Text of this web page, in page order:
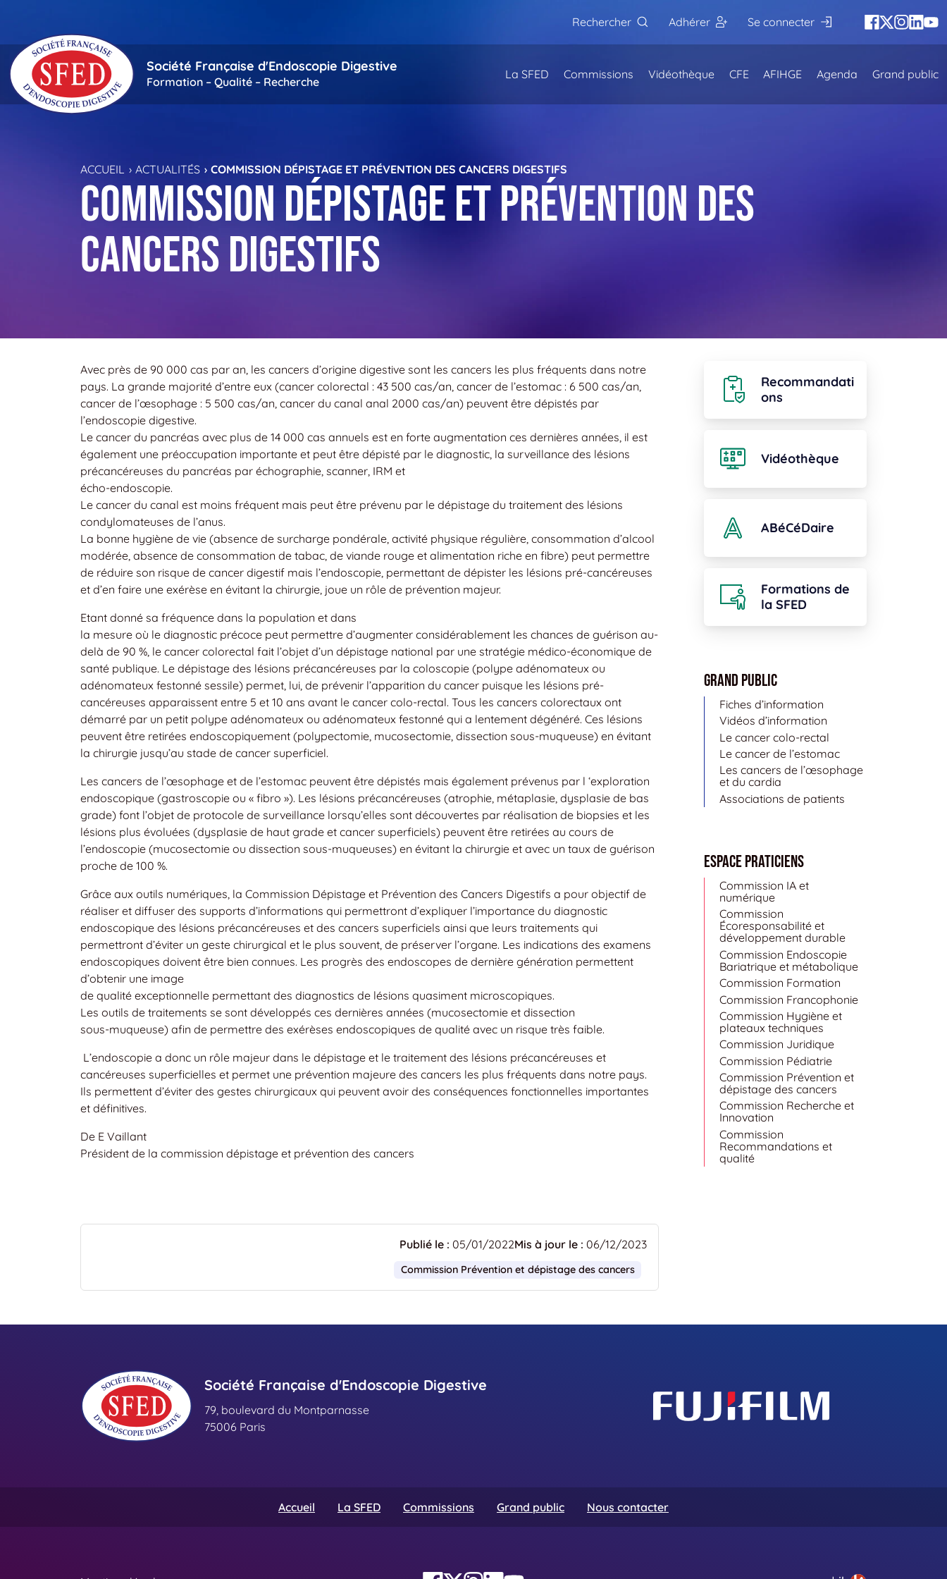
Rechercher
Adhérer Se connecter
Société Française d'Endoscopie Digestive
Formation – Qualité – Recherche
La SFED Commissions Vidéothèque CFE AFIHGE Agenda Grand public
ACCUEIL ACTUALITÉS COMMISSION DÉPISTAGE ET PRÉVENTION DES CANCERS DIGESTIFS
Commission dépistage et prévention des
cancers digestifs
Avec près de 90 000 cas par an, les cancers d’origine digestive sont les cancers les plus fréquents dans notre
pays. La grande majorité d’entre eux (cancer colorectal : 43 500 cas/an, cancer de l’estomac : 6 500 cas/an,
cancer de l’œsophage : 5 500 cas/an, cancer du canal anal 2000 cas/an) peuvent être dépistés par
l’endoscopie digestive.
Le cancer du pancréas avec plus de 14 000 cas annuels est en forte augmentation ces dernières années, il est
également une préoccupation importante et peut être dépisté par le diagnostic, la surveillance des lésions
précancéreuses du pancréas par échographie, scanner, IRM et
écho-endoscopie.
Le cancer du canal est moins fréquent mais peut être prévenu par le dépistage du traitement des lésions
condylomateuses de l’anus.
La bonne hygiène de vie (absence de surcharge pondérale, activité physique régulière, consommation d’alcool
modérée, absence de consommation de tabac, de viande rouge et alimentation riche en fibre) peut permettre
de réduire son risque de cancer digestif mais l’endoscopie, permettant de dépister les lésions pré-cancéreuses
et d’en faire une exérèse en évitant la chirurgie, joue un rôle de prévention majeur.
Etant donné sa fréquence dans la population et dans
la mesure où le diagnostic précoce peut permettre d’augmenter considérablement les chances de guérison au-
delà de 90 %, le cancer colorectal fait l’objet d’un dépistage national par une stratégie médico-économique de
santé publique. Le dépistage des lésions précancéreuses par la coloscopie (polype adénomateux ou
adénomateux festonné sessile) permet, lui, de prévenir l’apparition du cancer puisque les lésions pré-
cancéreuses apparaissent entre 5 et 10 ans avant le cancer colo-rectal. Tous les cancers colorectaux ont
démarré par un petit polype adénomateux ou adénomateux festonné qui a lentement dégénéré. Ces lésions
peuvent être retirées endoscopiquement (polypectomie, mucosectomie, dissection sous-muqueuse) en évitant
la chirurgie jusqu’au stade de cancer superficiel.
Les cancers de l’œsophage et de l’estomac peuvent être dépistés mais également prévenus par l ‘exploration
endoscopique (gastroscopie ou « fibro »). Les lésions précancéreuses (atrophie, métaplasie, dysplasie de bas
grade) font l’objet de protocole de surveillance lorsqu’elles sont découvertes par réalisation de biopsies et les
lésions plus évoluées (dysplasie de haut grade et cancer superficiels) peuvent être retirées au cours de
l’endoscopie (mucosectomie ou dissection sous-muqueuses) en évitant la chirurgie et avec un taux de guérison
proche de 100 %.
Grâce aux outils numériques, la Commission Dépistage et Prévention des Cancers Digestifs a pour objectif de
réaliser et diffuser des supports d’informations qui permettront d’expliquer l’importance du diagnostic
endoscopique des lésions précancéreuses et des cancers superficiels ainsi que leurs traitements qui
permettront d’éviter un geste chirurgical et le plus souvent, de préserver l’organe. Les indications des examens
endoscopiques doivent être bien connues. Les progrès des endoscopes de dernière génération permettent
d’obtenir une image
de qualité exceptionnelle permettant des diagnostics de lésions quasiment microscopiques.
Les outils de traitements se sont développés ces dernières années (mucosectomie et dissection
sous-muqueuse) afin de permettre des exérèses endoscopiques de qualité avec un risque très faible.
L’endoscopie a donc un rôle majeur dans le dépistage et le traitement des lésions précancéreuses et
cancéreuses superficielles et permet une prévention majeure des cancers les plus fréquents dans notre pays.
Ils permettent d’éviter des gestes chirurgicaux qui peuvent avoir des conséquences fonctionnelles importantes
et définitives.
De E Vaillant
Président de la commission dépistage et prévention des cancers
Publié le : 05/01/2022Mis à jour le : 06/12/2023
Commission Prévention et dépistage des cancers
Recommandati
ons
Vidéothèque
ABéCéDaire
Formations de
la SFED
Grand public
Fiches d’information
Vidéos d’information
Le cancer colo-rectal
Le cancer de l’estomac
Les cancers de l’œsophage
et du cardia
Associations de patients
Espace Praticiens
Commission IA et
numérique
Commission
Écoresponsabilité et
développement durable
Commission Endoscopie
Bariatrique et métabolique
Commission Formation
Commission Francophonie
Commission Hygiène et
plateaux techniques
Commission Juridique
Commission Pédiatrie
Commission Prévention et
dépistage des cancers
Commission Recherche et
Innovation
Commission
Recommandations et
qualité
Société Française d'Endoscopie Digestive
79, boulevard du Montparnasse
75006 Paris
Accueil La SFED Commissions Grand public Nous contacter